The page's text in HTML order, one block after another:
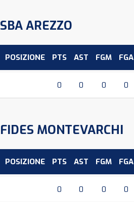
SBA AREZZO
POSIZIONE PTS AST FGM FGA
0 0 0 0
FIDES MONTEVARCHI
POSIZIONE PTS AST FGM FGA
0 0 0 0